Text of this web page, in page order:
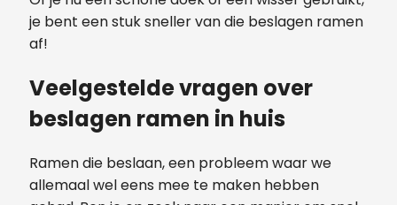
je bent een stuk sneller van die beslagen ramen
af!
Veelgestelde vragen over
beslagen ramen in huis
Ramen die beslaan, een probleem waar we
allemaal wel eens mee te maken hebben